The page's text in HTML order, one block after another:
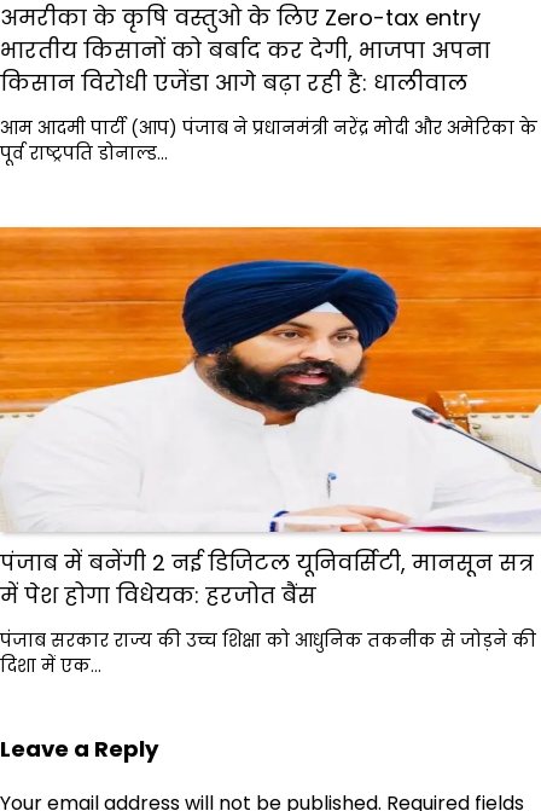
अमरीका के कृषि वस्तुओ के लिए Zero-tax entry
भारतीय किसानों को बर्बाद कर देगी, भाजपा अपना
किसान विरोधी एजेंडा आगे बढ़ा रही है: धालीवाल
आम आदमी पार्टी (आप) पंजाब ने प्रधानमंत्री नरेंद्र मोदी और अमेरिका के
पूर्व राष्ट्रपति डोनाल्ड…
पंजाब में बनेंगी 2 नई डिजिटल यूनिवर्सिटी, मानसून सत्र
में पेश होगा विधेयक: हरजोत बैंस
पंजाब सरकार राज्य की उच्च शिक्षा को आधुनिक तकनीक से जोड़ने की
दिशा में एक…
Leave a Reply
Your email address will not be published. Required fields